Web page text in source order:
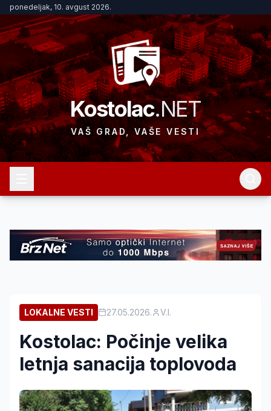
ponedeljak, 10. avgust 2026.
Kostolac.NET
VAŠ GRAD, VAŠE VESTI
LOKALNE VESTI 27.05.2026. V.I.
Kostolac: Počinje velika
letnja sanacija toplovoda